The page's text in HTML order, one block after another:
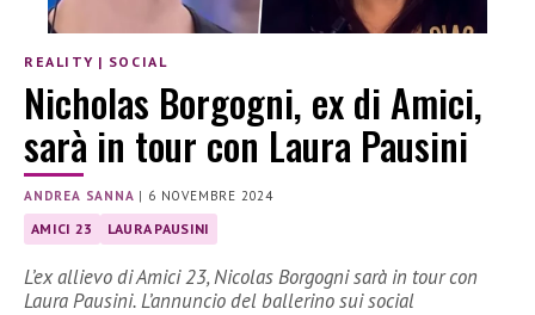
REALITY | SOCIAL
Nicholas Borgogni, ex di Amici,
sarà in tour con Laura Pausini
ANDREA SANNA | 6 NOVEMBRE 2024
AMICI 23 LAURA PAUSINI
L’ex allievo di Amici 23, Nicolas Borgogni sarà in tour con
Laura Pausini. L’annuncio del ballerino sui social